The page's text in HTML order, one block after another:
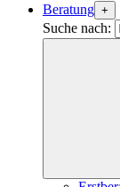
Beratung +
Suche nach: